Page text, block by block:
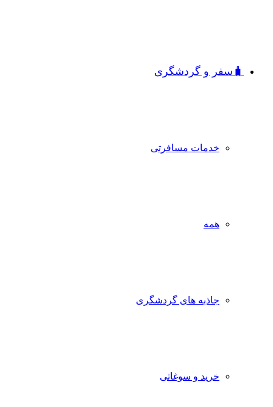
🧳سفر و گردشگری
خدمات مسافرتی
همه
جاذبه‌ های گردشگری
خرید و سوغاتی